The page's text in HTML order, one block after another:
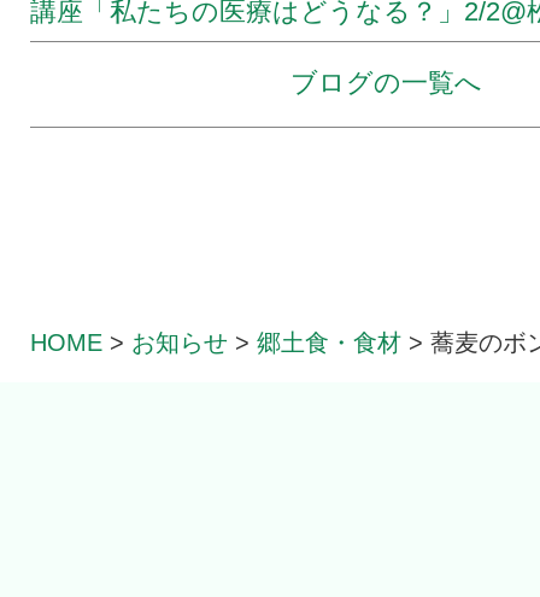
講座「私たちの医療はどうなる？」2/2@
ブログの一覧へ
HOME > お知らせ >郷土食・食材 >蕎麦のボ